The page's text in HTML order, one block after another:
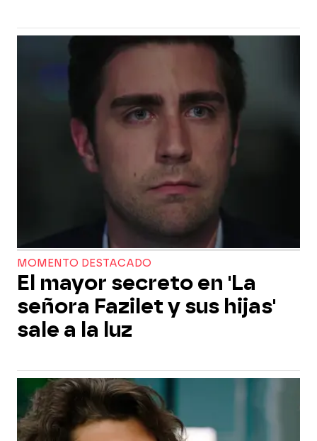
MOMENTO DESTACADO
El mayor secreto en 'La
señora Fazilet y sus hijas'
sale a la luz